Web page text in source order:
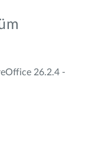
26.2.4 -